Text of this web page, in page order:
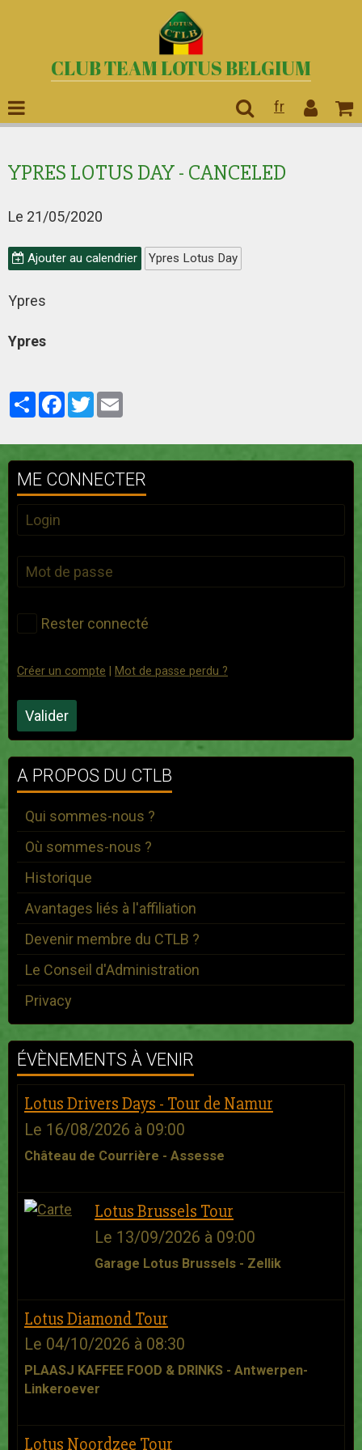
CLUB TEAM LOTUS BELGIUM
fr
YPRES LOTUS DAY - CANCELED
Le 21/05/2020
Ajouter au calendrier Ypres Lotus Day
Ypres
Ypres
PartagerFacebook
Twitter
ME CONNECTER
Rester connecté
Créer un compte Mot de passe perdu ?
Valider
A PROPOS DU CTLB
Qui sommes-nous ?
Où sommes-nous ?
Historique
Avantages liés à l'affiliation
Devenir membre du CTLB ?
Le Conseil d'Administration
Privacy
ÉVÈNEMENTS À VENIR
Lotus Drivers Days - Tour de Namur
Le 16/08/2026 à 09:00
Château de Courrière - Assesse
Lotus Brussels Tour
Le 13/09/2026 à 09:00
Garage Lotus Brussels - Zellik
Lotus Diamond Tour
Le 04/10/2026 à 08:30
PLAASJ KAFFEE FOOD & DRINKS - Antwerpen-
Linkeroever
Lotus Noordzee Tour